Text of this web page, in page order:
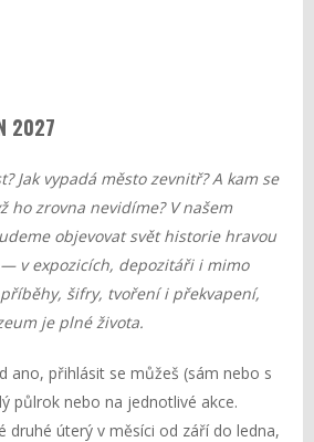
2027
Jak vypadá město zevnitř? A kam se
ho zrovna nevidíme? V našem
objevovat svět historie hravou
v expozicích, depozitáři i mimo
šifry, tvoření i překvapení,
je plné života.
ano, přihlásit se můžeš (sám nebo s
půlrok nebo na jednotlivé akce.
druhé úterý v měsíci od září do ledna,